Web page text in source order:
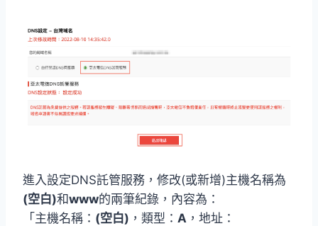
進入設定DNS託管服務，修改(或新增)主機名稱為
(空白)和www的兩筆紀錄，內容為：
「主機名稱： (空白) ，類型： A ，地址：